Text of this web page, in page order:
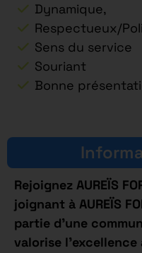
Dynamique,
Respectueux/Poli
Sens du service
Souriant
Bonne
Rejoignez AUREÏS
joignant à AUREÏS
partie d’une
valorise l’excellence